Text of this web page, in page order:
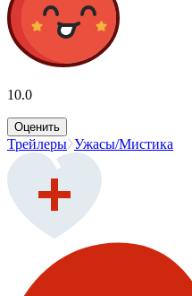
10.0
Оценить
Трейлеры Ужасы/Мистика